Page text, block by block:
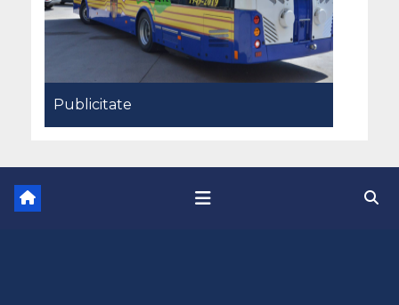
Publicitate